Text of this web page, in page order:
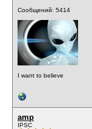
Сообщений: 5414
I want to believe
amp
IPSC